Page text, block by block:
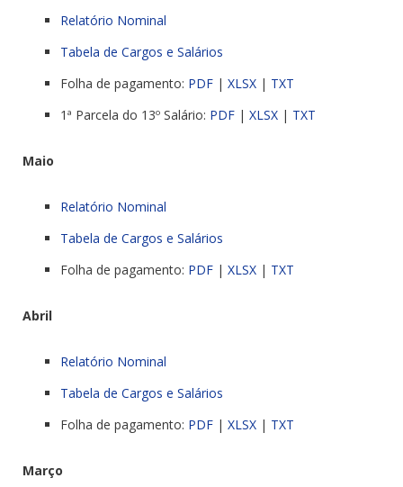
Relatório Nominal
Tabela de Cargos e Salários
Folha de pagamento: PDF | XLSX | TXT
1ª Parcela do 13º Salário: PDF | XLSX | TXT
Maio
Relatório Nominal
Tabela de Cargos e Salários
Folha de pagamento: PDF | XLSX | TXT
Abril
Relatório Nominal
Tabela de Cargos e Salários
Folha de pagamento: PDF | XLSX | TXT
Março